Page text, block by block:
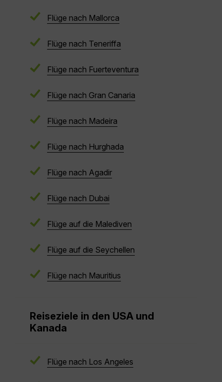
Flüge nach Mallorca
Flüge nach Teneriffa
Flüge nach Fuerteventura
Flüge nach Gran Canaria
Flüge nach Madeira
Flüge nach Hurghada
Flüge nach Agadir
Flüge nach Dubai
Flüge auf die Malediven
Flüge auf die Seychellen
Flüge nach Mauritius
Reiseziele in den USA und
Kanada
Flüge nach Los Angeles